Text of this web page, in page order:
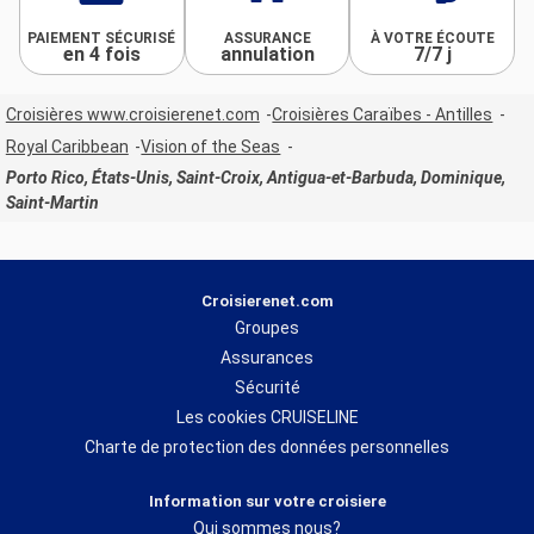
PAIEMENT SÉCURISÉ
en 4 fois
ASSURANCE
annulation
À VOTRE ÉCOUTE
7/7 j
Croisières www.croisierenet.com
Croisières Caraïbes - Antilles
Royal Caribbean
Vision of the Seas
Porto Rico, États-Unis, Saint-Croix, Antigua-et-Barbuda, Dominique,
Saint-Martin
Croisierenet.com
Groupes
Assurances
Sécurité
Les cookies CRUISELINE
Charte de protection des données personnelles
Information sur votre croisiere
Qui sommes nous?